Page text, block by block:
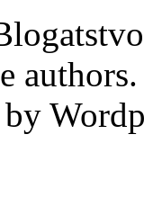
authors.